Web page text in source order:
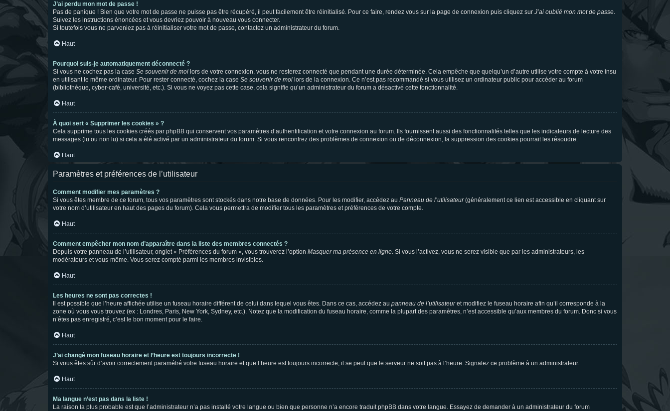
J’ai perdu mon mot de passe !
Pas de panique ! Bien que votre mot de passe ne puisse pas être récupéré, il peut facilement être réinitialisé. Pour ce faire, rendez vous sur la page de connexion puis cliquez sur J’ai oublié mon mot de passe.
Suivez les instructions énoncées et vous devriez pouvoir à nouveau vous connecter.
Si toutefois vous ne parveniez pas à réinitialiser votre mot de passe, contactez un administrateur du forum.
Haut
Pourquoi suis-je automatiquement déconnecté ?
Si vous ne cochez pas la case Se souvenir de moi lors de votre connexion, vous ne resterez connecté que pendant une durée déterminée. Cela empêche que quelqu’un d’autre utilise votre compte à votre insu
en utilisant le même ordinateur. Pour rester connecté, cochez la case Se souvenir de moi lors de la connexion. Ce n’est pas recommandé si vous utilisez un ordinateur public pour accéder au forum
(bibliothèque, cyber-café, université, etc.). Si vous ne voyez pas cette case, cela signifie qu’un administrateur du forum a désactivé cette fonctionnalité.
Haut
À quoi sert « Supprimer les cookies » ?
Cela supprime tous les cookies créés par phpBB qui conservent vos paramètres d’authentification et votre connexion au forum. Ils fournissent aussi des fonctionnalités telles que les indicateurs de lecture des
messages (lu ou non lu) si cela a été activé par un administrateur du forum. Si vous rencontrez des problèmes de connexion ou de déconnexion, la suppression des cookies pourrait les résoudre.
Haut
Paramètres et préférences de l’utilisateur
Comment modifier mes paramètres ?
Si vous êtes membre de ce forum, tous vos paramètres sont stockés dans notre base de données. Pour les modifier, accédez au Panneau de l’utilisateur(généralement ce lien est accessible en cliquant sur
votre nom d’utilisateur en haut des pages du forum). Cela vous permettra de modifier tous les paramètres et préférences de votre compte.
Haut
Comment empêcher mon nom d’apparaître dans la liste des membres connectés ?
Depuis votre panneau de l’utilisateur, onglet « Préférences du forum », vous trouverez l’option Masquer ma présence en ligne. Si vous l’activez, vous ne serez visible que par les administrateurs, les
modérateurs et vous-même. Vous serez compté parmi les membres invisibles.
Haut
Les heures ne sont pas correctes !
Il est possible que l’heure affichée utilise un fuseau horaire différent de celui dans lequel vous êtes. Dans ce cas, accédez au panneau de l’utilisateuret modifiez le fuseau horaire afin qu’il corresponde à la
zone où vous vous trouvez (ex : Londres, Paris, New York, Sydney, etc.). Notez que la modification du fuseau horaire, comme la plupart des paramètres, n’est accessible qu’aux membres du forum. Donc si vous
n’êtes pas enregistré, c’est le bon moment pour le faire.
Haut
J’ai changé mon fuseau horaire et l’heure est toujours incorrecte !
Si vous êtes sûr d’avoir correctement paramétré votre fuseau horaire et que l’heure est toujours incorrecte, il se peut que le serveur ne soit pas à l’heure. Signalez ce problème à un administrateur.
Haut
Ma langue n’est pas dans la liste !
La raison la plus probable est que l’administrateur n’a pas installé votre langue ou bien que personne n’a encore traduit phpBB dans votre langue. Essayez de demander à un administrateur du forum